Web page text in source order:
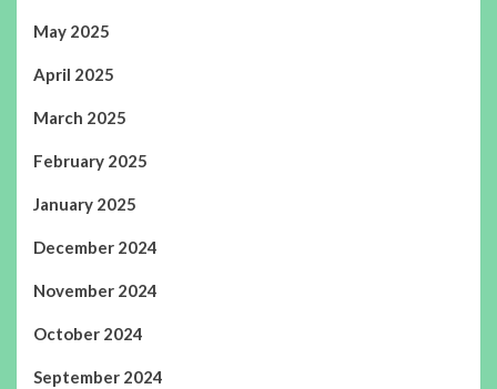
May 2025
April 2025
March 2025
February 2025
January 2025
December 2024
November 2024
October 2024
September 2024